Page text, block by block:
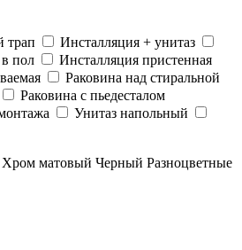
трап
Инсталляция + унитаз
пол
Инсталляция пристенная
Раковина над стиральной
Раковина с пьедесталом
Унитаз напольный
Хром матовый Черный Разноцветные